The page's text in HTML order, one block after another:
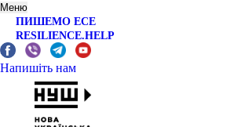
Меню
ПИШЕМО ЕСЕ
RESILIENCE.HELP
Напишіть нам